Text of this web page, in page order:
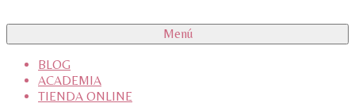
Menú
BLOG
ACADEMIA
TIENDA ONLINE